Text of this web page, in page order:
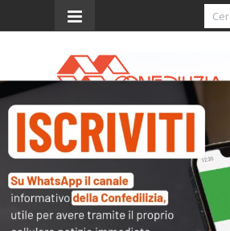
Menu
Prima Pagina
17.9.2016 – Dalla
l’ennesima